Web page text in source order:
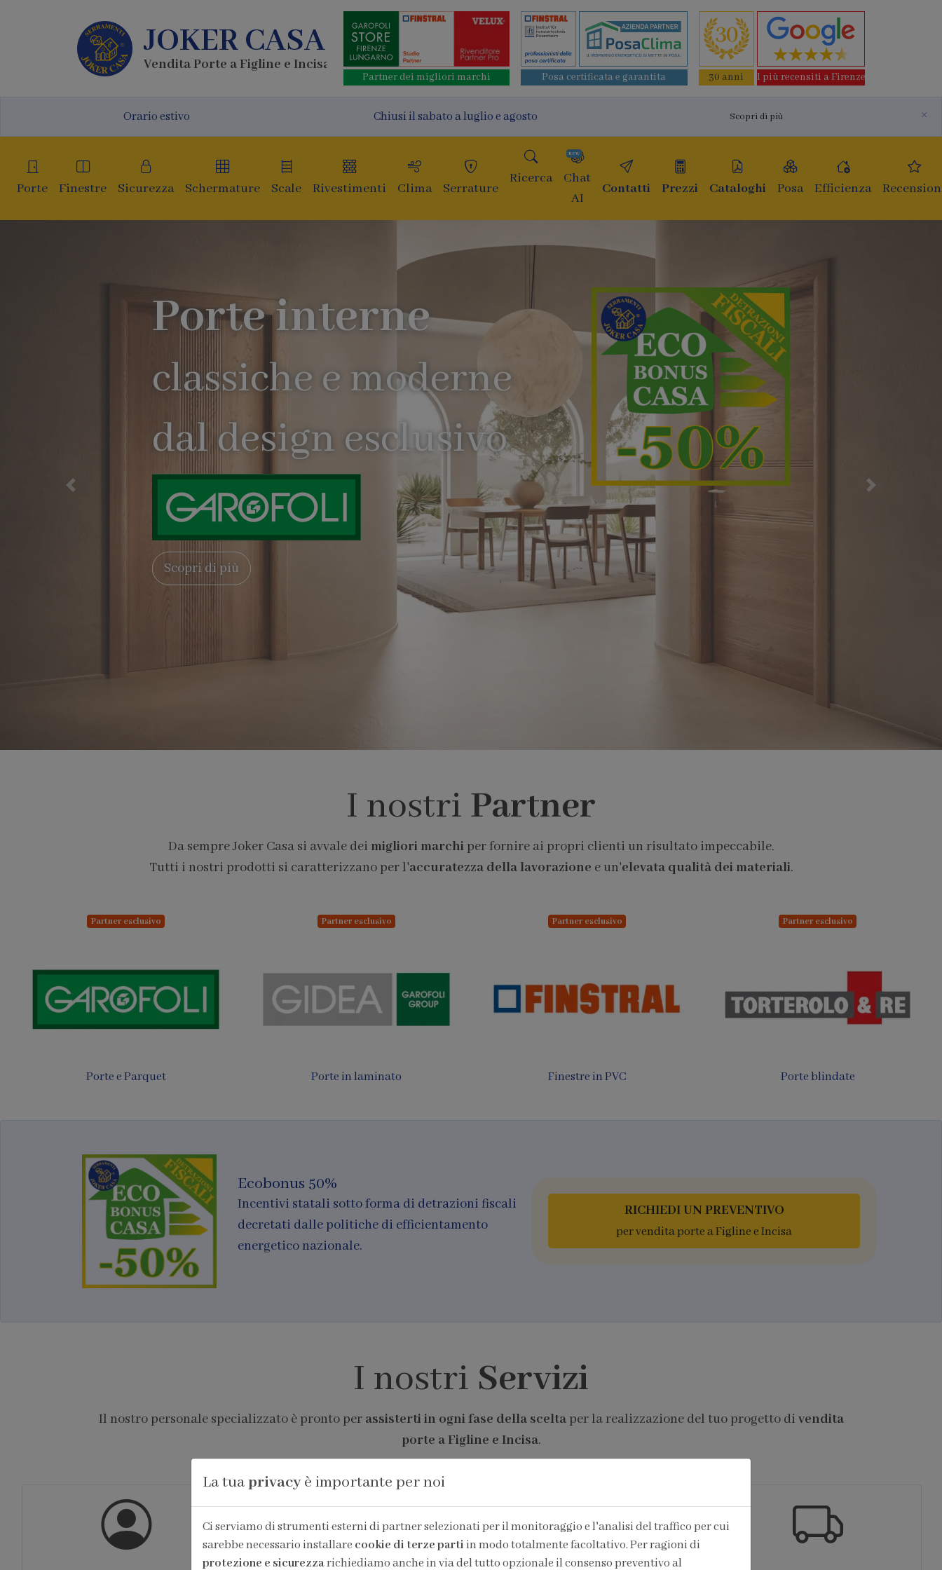
JOKER CASA
Vendita Porte a Figline e Incisa
Partner dei migliori marchi Posa certificata e garantita 30 anni I più recensiti a Firenze
Orario estivo Chiusi il sabato a luglio e agosto Scopri di più ×
Porte Finestre Sicurezza Schermature Scale Rivestimenti Clima Serrature
Ricerca
Chat
AI
new
Contatti Prezzi Cataloghi Posa Efficienza
di ultima
alla
Precedente Successiva
I nostri Partner
Da sempre Joker Casa si avvale dei migliori marchiper fornire ai propri clienti un risultato impeccabile.
Tutti i nostri prodotti si caratterizzano per l'accuratezza della lavorazione e un'elevata qualità dei materiali.
PARTNER PRO
Finestre per tetti
Partner esclusivo
Finestre in legno e alluminio
Ecobonus 50%
Incentivi statali sotto forma di detrazioni fiscali
decretati dalle politiche di efficientamento
energetico nazionale.
RICHIEDI UN PREVENTIVO
per vendita porte a Figline e Incisa
I nostri Servizi
Il nostro personale specializzato è pronto per assisterti in ogni fase della sceltaper la realizzazione del tuo progetto di vendita
porte a Figline e Incisa.
La tuaprivacy è importante per noi
Ci serviamo di strumenti esterni di partner selezionati per il monitoraggio e l'analisi del traffico per cui
sarebbe necessario installare cookie di terze partiin modo totalmente facoltativo. Per ragioni di
protezione e sicurezzarichiediamo anche in via del tutto opzionale il consenso preventivo al